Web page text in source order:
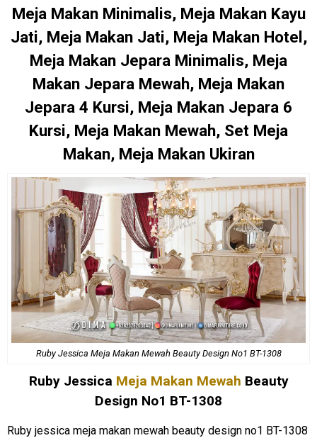
Meja Makan Minimalis, Meja Makan Kayu
Jati, Meja Makan Jati, Meja Makan Hotel,
Meja Makan Jepara Minimalis, Meja
Makan Jepara Mewah, Meja Makan
Jepara 4 Kursi, Meja Makan Jepara 6
Kursi, Meja Makan Mewah, Set Meja
Makan, Meja Makan Ukiran
Ruby Jessica Meja Makan Mewah Beauty Design No1 BT-1308
Ruby Jessica Meja Makan Mewah Beauty
Design No1 BT-1308
Ruby jessica meja makan mewah beauty design no1 BT-1308